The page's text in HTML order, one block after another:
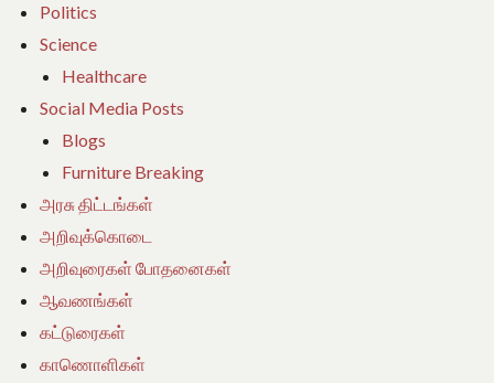
Politics
Science
Healthcare
Social Media Posts
Blogs
Furniture Breaking
அரசு திட்டங்கள்
அறிவுக்கொடை
அறிவுரைகள் போதனைகள்
ஆவணங்கள்
கட்டுரைகள்
காணொளிகள்